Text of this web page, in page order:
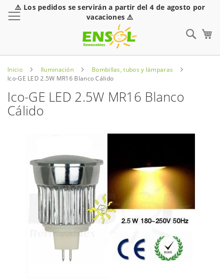
⚠️ Los pedidos se servirán a partir del 4 de agosto por
vacaciones ⚠️
Inicio Iluminación
Bombillas, tubos y lámparas
Ico-GE LED 2.5W MR16 Blanco Cálido
Ico-GE LED 2.5W MR16 Blanco
Cálido
imágenes